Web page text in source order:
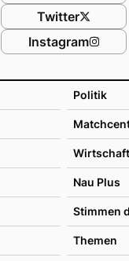
Politik
Wirtschaft
Nau Plus
Stimmen
Themen
Twitter
Instagram